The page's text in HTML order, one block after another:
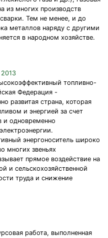
из многих производств
Тем не менее, и до
металлов наряду с другими
в народном хозяйстве.
топливно-
Федерация -
развитая страна, которая
и энергией за счет
и одновременно
энергоноситель широко
многих звеньях
прямое воздействие на
и сельскохозяйственной
труда и снижение
работа, выполненная